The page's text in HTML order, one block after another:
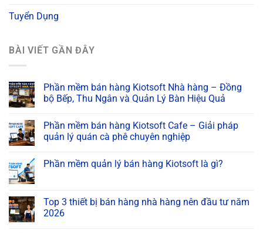
Tuyển Dụng
BÀI VIẾT GẦN ĐÂY
Phần mềm bán hàng Kiotsoft Nhà hàng – Đồng
bộ Bếp, Thu Ngân và Quản Lý Bàn Hiệu Quả
Phần mềm bán hàng Kiotsoft Cafe – Giải pháp
quản lý quán cà phê chuyên nghiệp
Phần mềm quản lý bán hàng Kiotsoft là gì?
Top 3 thiết bị bán hàng nhà hàng nên đầu tư năm
2026